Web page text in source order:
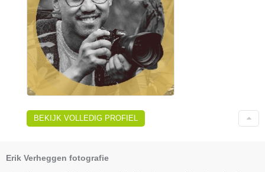
BEKIJK VOLLEDIG PROFIEL
Erik Verheggen fotografie